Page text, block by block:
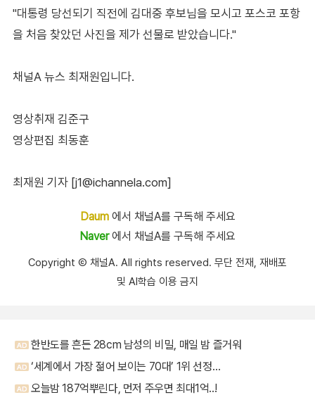
"대통령 당선되기 직전에 김대중 후보님을 모시고 포스코 포항
을 처음 찾았던 사진을 제가 선물로 받았습니다."
채널A 뉴스 최재원입니다.
영상취재 김준구
영상편집 최동훈
최재원 기자 [j1@ichannela.com]
Daum에서 채널A를 구독해 주세요
Naver에서 채널A를 구독해 주세요
Copyright Ⓒ 채널A. All rights reserved. 무단 전재, 재배포
및 AI학습 이용 금지